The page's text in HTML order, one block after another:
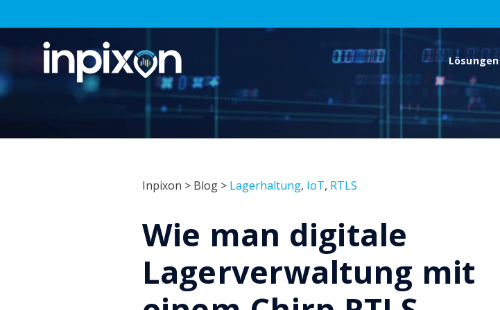
Lösungen
Inpixon > Blog> Lagerhaltung, IoT, RTLS
Wie man digitale
Lagerverwaltung mit